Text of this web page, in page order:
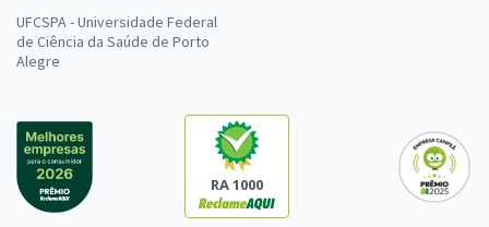
UFCSPA - Universidade Federal
de Ciência da Saúde de Porto
Alegre
RA 1000